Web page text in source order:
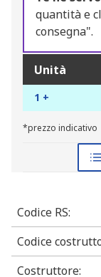
quantità e
consegna".
Unità
1 +
*prezzo indicativo
Codice RS:
Codice
Costruttore: